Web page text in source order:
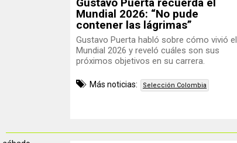
Mundial 2026: “No pude
contener las lágrimas”
Gustavo Puerta habló sobre cómo vivió el
Mundial 2026 y reveló cuáles son sus
próximos objetivos en su carrera.
Más noticias: Selección Colombia